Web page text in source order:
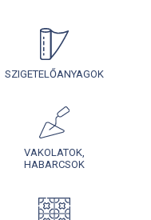
SZIGETELŐANYAGOK
VAKOLATOK,
HABARCSOK